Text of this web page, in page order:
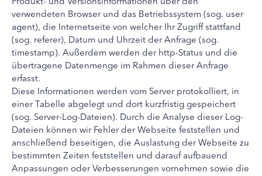
verwendeten Browser und das Betriebssystem (sog. user
agent), die Internetseite von welcher Ihr Zugriff stattfand
(sog. referer), Datum und Uhrzeit der Anfrage (sog.
timestamp). Außerdem werden der http-Status und die
übertragene Datenmenge im Rahmen dieser Anfrage
erfasst.
Diese Informationen werden vom Server protokolliert, in
einer Tabelle abgelegt und dort kurzfristig gespeichert
(sog. Server-Log-Dateien). Durch die Analyse dieser Log-
Dateien können wir Fehler der Webseite feststellen und
anschließend beseitigen, die Auslastung der Webseite zu
bestimmten Zeiten feststellen und darauf aufbauend
Anpassungen oder Verbesserungen vornehmen sowie die